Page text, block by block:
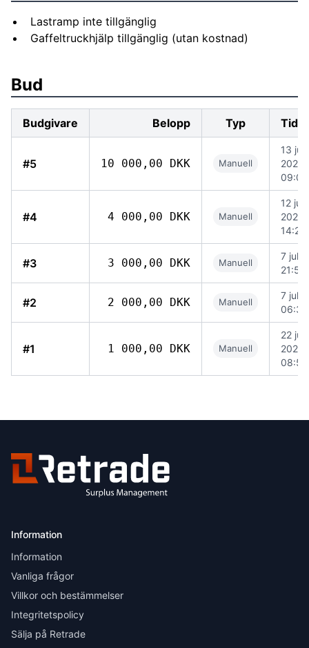
Lastramp inte tillgänglig
Gaffeltruckhjälp tillgänglig (utan kostnad)
Bud
Budgivare Belopp Typ
#5 10 000,00 DKK Manuell
13 juli
2026
09:02
#4 4 000,00 DKK Manuell
12 juli
2026
14:26
#3 3 000,00 DKK Manuell
7 juli
21:58
#2 2 000,00 DKK Manuell
7 juli
06:39
#1 1 000,00 DKK Manuell
22 juni
2026
08:50
Information
Information
Vanliga frågor
Villkor och bestämmelser
Integritetspolicy
Sälja på Retrade